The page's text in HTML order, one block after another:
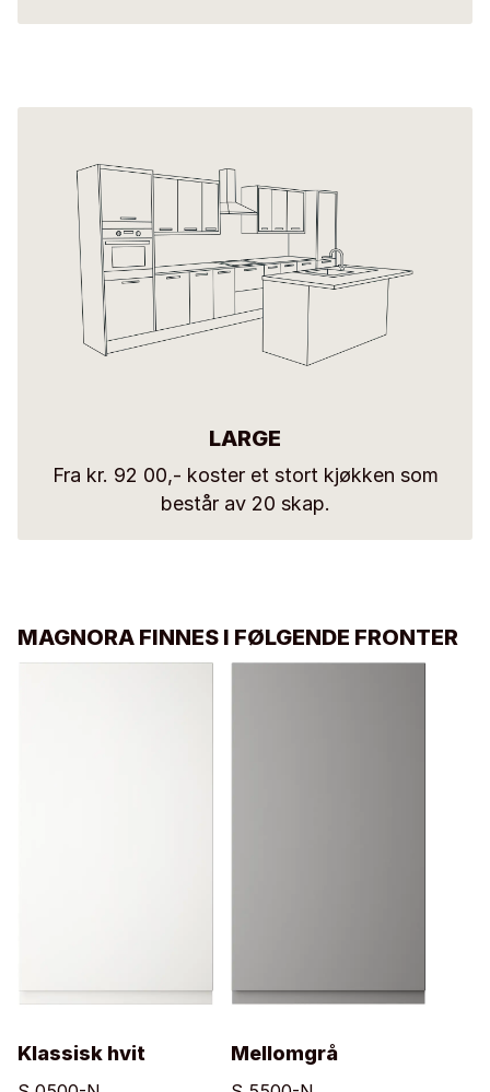
LARGE
Fra kr. 92 00,- koster et stort kjøkken som
består av 20 skap.
MAGNORA FINNES I FØLGENDE FRONTER
Klassisk hvit Mellomgrå